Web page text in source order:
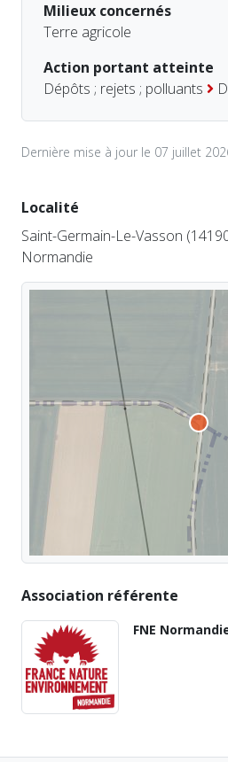
Milieux concernés
Terre agricole
Action portant atteinte
Dépôts ; rejets ; polluants
Dernière mise à jour le 07 juillet
Localité
Saint-Germain-Le-Vasson
Normandie
Association référente
FNE